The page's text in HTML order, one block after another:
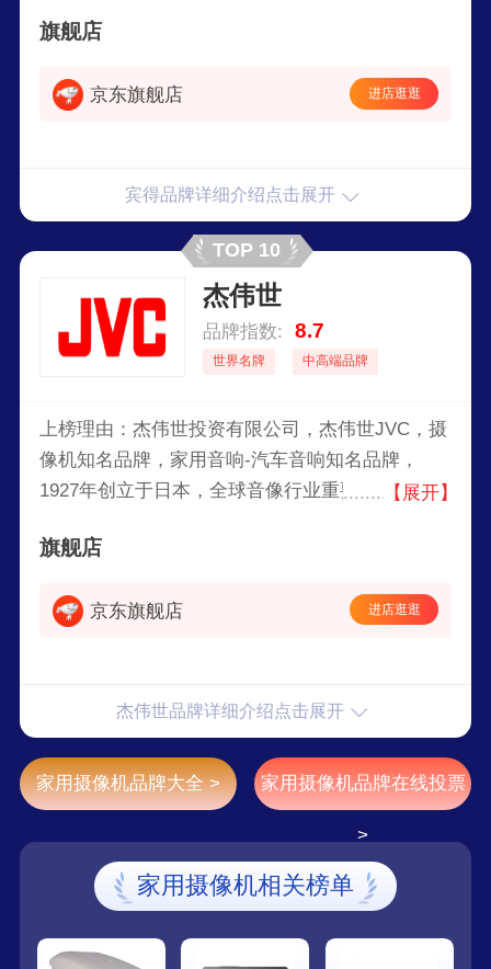
电子水准仪/电子经纬仪等。
旗舰店
京东旗舰店 进店逛逛
宾得品牌详细介绍点击展开
TOP 10
杰伟世
品牌指数: 8.7
世界名牌 中高端品牌
上榜理由：杰伟世投资有限公司，杰伟世JVC，摄
像机知名品牌，家用音响-汽车音响知名品牌，
1927年创立于日本，全球音像行业重要技术创新
整生产广播电视、应用电视专业设备厂商之一。
【展开】
旗舰店
京东旗舰店 进店逛逛
杰伟世品牌详细介绍点击展开
家用摄像机品牌大全 > 家用摄像机品牌在线投票
>
家用摄像机相关榜单